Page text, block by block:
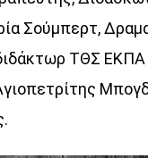
Σούμπερτ,
ΤΘΣ ΕΚΠΑ